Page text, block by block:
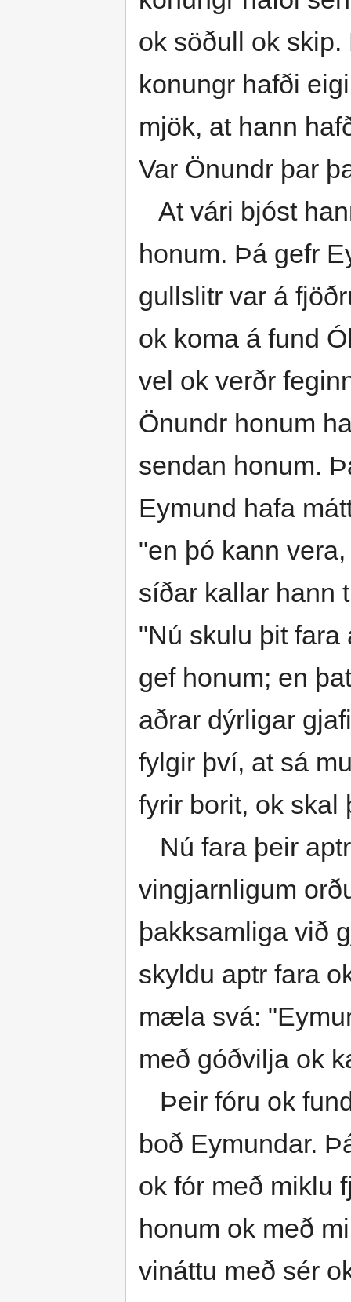
ok söðull ok
konungr hafði
mjök, at hann
Var Önundr þar
At vári bjóst
honum. Þá gefr
gullslitr var á
ok koma á fund
vel ok verðr
Önundr honum
sendan honum.
Eymund hafa
"en þó kann
síðar kallar hann
"Nú skulu þit
gef honum; en
aðrar dýrligar
fylgir því, at sá
fyrir borit, ok skal
Nú fara þeir
vingjarnligum
þakksamliga við
skyldu aptr fara
mæla svá:
með góðvilja ok
Þeir fóru ok
boð Eymundar.
ok fór með miklu
honum ok með
vináttu með sér